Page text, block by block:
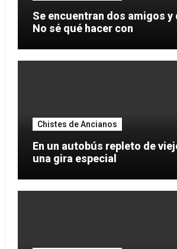
Se encuentran dos amigos y
No sé qué hacer con
Chistes de Ancianos
En un autobús repleto de
una gira especial